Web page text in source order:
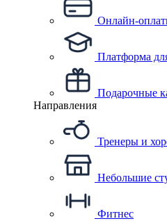
Онлайн-
Платформа
Подарочные
Направления
Тренеры и
Небольшие
Фитнес